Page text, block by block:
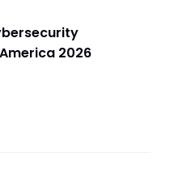
2026